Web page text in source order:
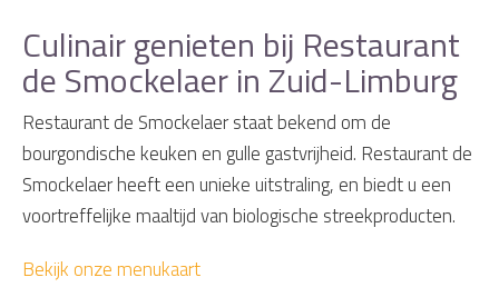
Culinair genieten bij Restaurant
de Smockelaer in Zuid-Limburg
Restaurant de Smockelaer staat bekend om de
bourgondische keuken en gulle gastvrijheid. Restaurant de
Smockelaer heeft een unieke uitstraling, en biedt u een
voortreffelijke maaltijd van biologische streekproducten.
Bekijk onze menukaart